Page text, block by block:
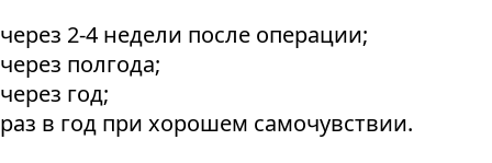
через 2-4 недели после операции;
через полгода;
через год;
раз в год при хорошем самочувствии.